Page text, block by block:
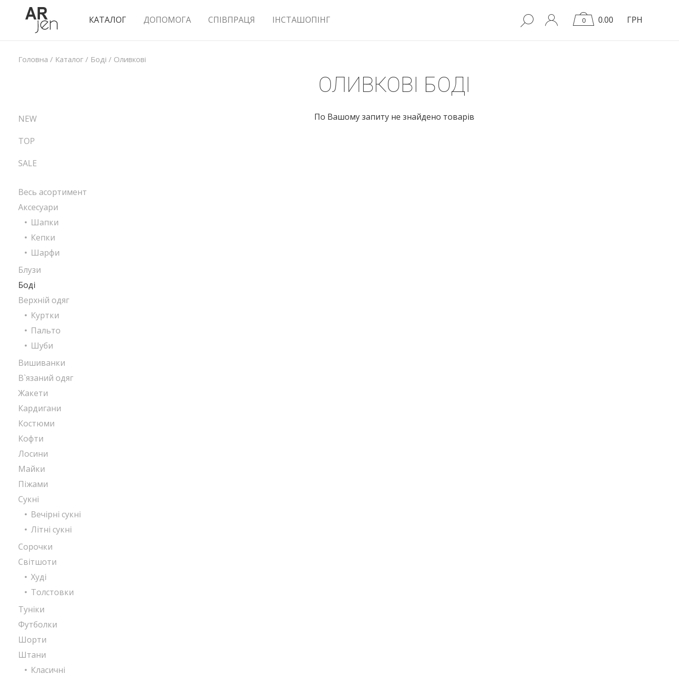
КАТАЛОГ ДОПОМОГА СПІВПРАЦЯ ІНСТАШОПІНГ 0 0.00 ГРН
Головна / Каталог / Боді / Оливкові
ОЛИВКОВІ БОДІ
По Вашому запиту не знайдено товарів
NEW
TOP
SALE
Весь асортимент
Аксесуари
Шапки
Кепки
Шарфи
Блузи
Боді
Верхній одяг
Куртки
Пальто
Шуби
Вишиванки
В`язаний одяг
Жакети
Кардигани
Костюми
Кофти
Лосини
Майки
Піжами
Сукні
Вечірні сукні
Літні сукні
Сорочки
Світшоти
Худі
Толстовки
Туніки
Футболки
Шорти
Штани
Класичні